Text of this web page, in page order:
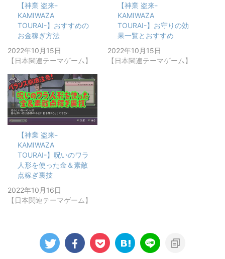
【神業 盗来-
KAMIWAZA
TOURAI-】おすすめの
お金稼ぎ方法
2022年10月15日
【日本関連テーマゲーム】
【神業 盗来-
KAMIWAZA
TOURAI-】お守りの効
果一覧とおすすめ
2022年10月15日
【日本関連テーマゲーム】
【神業 盗来-
KAMIWAZA
TOURAI-】呪いのワラ
人形を使った金＆素敵
点稼ぎ裏技
2022年10月16日
【日本関連テーマゲーム】